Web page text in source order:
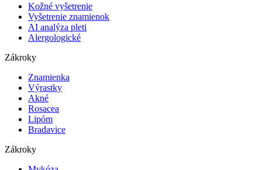
Kožné vyšetrenie
Vyšetrenie znamienok
AI analýza pleti
Alergologické
Zákroky
Znamienka
Výrastky
Akné
Rosacea
Lipóm
Bradavice
Zákroky